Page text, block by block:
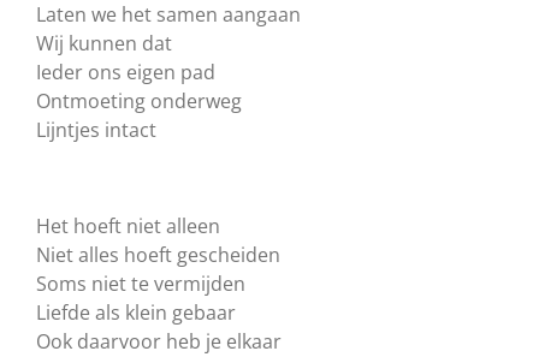
Laten we het samen aangaan
Wij kunnen dat
Ieder ons eigen pad
Ontmoeting onderweg
Lijntjes intact
Het hoeft niet alleen
Niet alles hoeft gescheiden
Soms niet te vermijden
Liefde als klein gebaar
Ook daarvoor heb je elkaar